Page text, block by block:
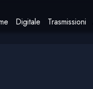
Digitale Trasmissioni